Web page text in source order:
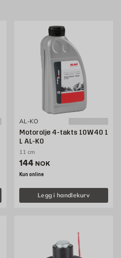
AL-KO
Motorolje 4-takts 10W40 1
L AL-KO
11 cm
Pris 144 NOK /stk
144 NOK
Kun online
Legg i handlekurv